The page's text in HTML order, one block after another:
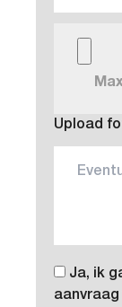
Upload
Ja, ik